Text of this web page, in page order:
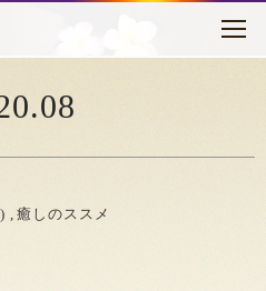
癒しのススメ